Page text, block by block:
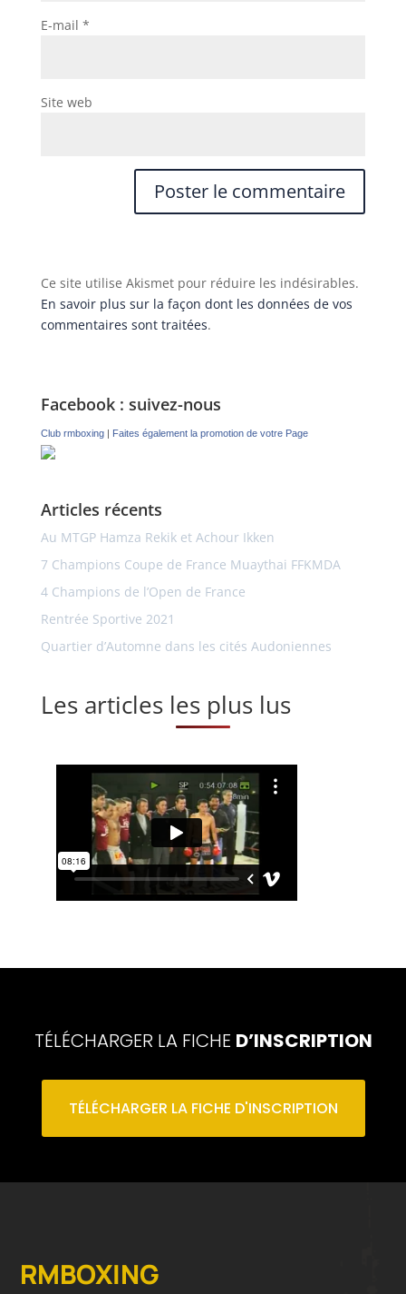
E-mail *
Site web
Ce site utilise Akismet pour réduire les indésirables.
En savoir plus sur la façon dont les données de vos
commentaires sont traitées.
Facebook : suivez-nous
Club rmboxing| Faites également la promotion de votre Page
Articles récents
Au MTGP Hamza Rekik et Achour Ikken
7 Champions Coupe de France Muaythai FFKMDA
4 Champions de l’Open de France
Rentrée Sportive 2021
Quartier d’Automne dans les cités Audoniennes
Les articles les plus lus
TÉLÉCHARGER LA FICHE D’INSCRIPTION
TÉLÉCHARGER LA FICHE D'INSCRIPTION
RMBOXING